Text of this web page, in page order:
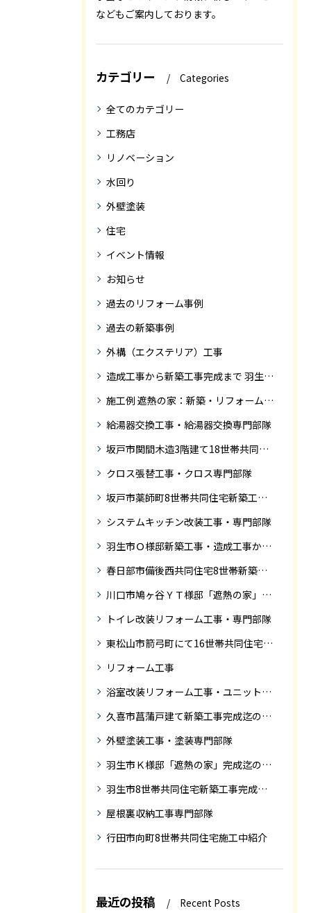
などもご案内しております。
カテゴリー Categories
全てのカテゴリー
工務店
リノベーション
水回り
外壁塗装
住宅
イベント情報
お知らせ
過去のリフォーム事例
過去の新築事例
外構（エクステリア）工事
造成工事から新築工事完成まで 羽生市Ｓ様邸新築工事・
施工例 遮熱の家：新築・リフォーム ドローンにて空撮
給湯器交換工事・給湯器交換専門部隊
坂戸市関間木造3階建て18世帯共同住宅の完成迄紹介
クロス張替工事・クロス専門部隊
坂戸市薬師町8世帯共同住宅新築工事完成迄の紹介です
システムキッチン改装工事・専門部隊
羽生市Ｏ様邸新築工事・造成工事から住宅完成までの紹介
春日部市備後西共同住宅8世帯新築工事完成迄の紹介です。
川口市鳩ヶ谷ＹＴ様邸「遮熱の家」工事状況
トイレ改装リフォーム工事・専門部隊
東松山市箭弓町にて16世帯共同住宅新築工事完成迄の紹介です。
リフォーム工事
浴室改装リフォーム工事・ユニットバス専門部隊
久喜市菖蒲戸建て新築工事完成迄の紹介
外壁塗装工事・塗装専門部隊
羽生市Ｋ様邸「遮熱の家」完成迄の紹介です
羽生市8世帯共同住宅新築工事完成迄の紹介
屋根裏収納工事専門部隊
行田市向町8世帯共同住宅施工中紹介
最近の投稿 Recent Posts